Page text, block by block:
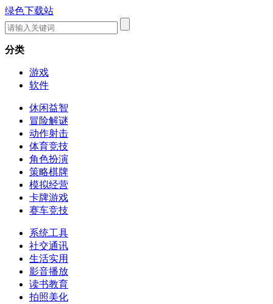
绿色下载站
分类
游戏
软件
休闲益智
冒险解谜
动作射击
体育竞技
角色扮演
策略棋牌
模拟经营
卡牌游戏
赛车竞技
系统工具
社交通讯
生活实用
影音播放
读书教育
拍照美化